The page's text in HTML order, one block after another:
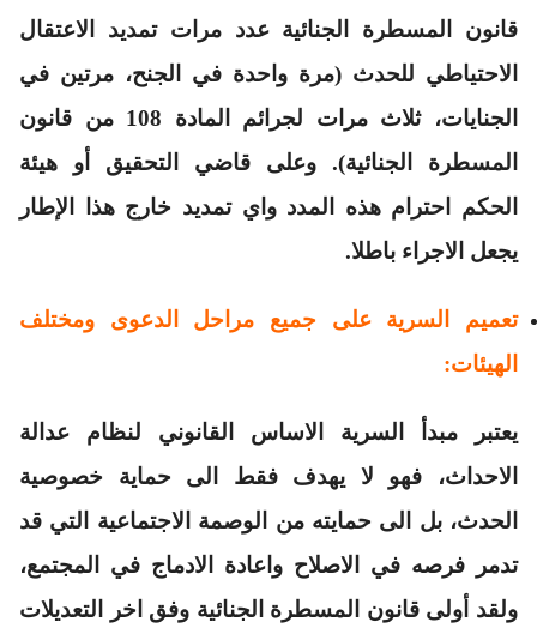
قانون المسطرة الجنائية عدد مرات تمديد الاعتقال
الاحتياطي للحدث (مرة واحدة في الجنح، مرتين في
الجنايات، ثلاث مرات لجرائم المادة 108 من قانون
المسطرة الجنائية). وعلى قاضي التحقيق أو هيئة
الحكم احترام هذه المدد واي تمديد خارج هذا الإطار
يجعل الاجراء باطلا.
تعميم السرية على جميع مراحل الدعوى ومختلف
الهيئات:
يعتبر مبدأ السرية الاساس القانوني لنظام عدالة
الاحداث، فهو لا يهدف فقط الى حماية خصوصية
الحدث، بل الى حمايته من الوصمة الاجتماعية التي قد
تدمر فرصه في الاصلاح واعادة الادماج في المجتمع،
ولقد أولى قانون المسطرة الجنائية وفق اخر التعديلات